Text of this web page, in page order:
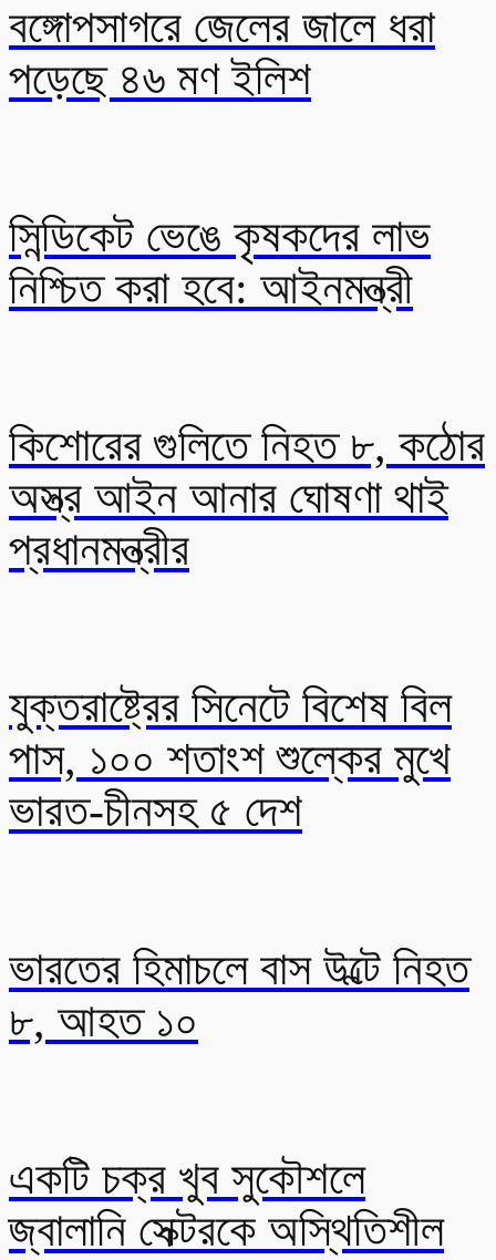
বঙ্গোপসাগরে জেলের জালে ধরা
পড়েছে ৪৬ মণ ইলিশ
সিন্ডিকেট ভেঙে কৃষকদের লাভ
নিশ্চিত করা হবে: আইনমন্ত্রী
কিশোরের গুলিতে নিহত ৮, কঠোর
অস্ত্র আইন আনার ঘোষণা থাই
প্রধানমন্ত্রীর
যুক্তরাষ্ট্রের সিনেটে বিশেষ বিল
পাস, ১০০ শতাংশ শুল্কের মুখে
ভারত-চীনসহ ৫ দেশ
ভারতের হিমাচলে বাস উল্টে নিহত
৮, আহত ১০
একটি চক্র খুব সুকৌশলে
জ্বালানি সেক্টরকে অস্থিতিশীল